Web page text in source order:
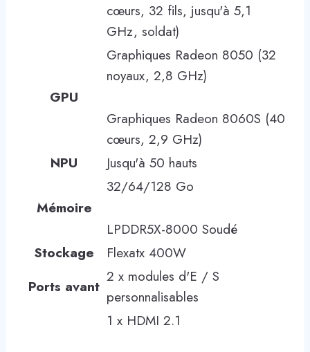
cœurs, 32 fils, jusqu'à 5,1
GHz, soldat)
GPU
Graphiques Radeon 8050 (32
noyaux, 2,8 GHz)
Graphiques Radeon 8060S (40
cœurs, 2,9 GHz)
NPU
Jusqu'à 50 hauts
Mémoire
32/64/128 Go
LPDDR5X-8000 Soudé
Stockage
Flexatx 400W
Ports avant
2 x modules d'E / S
personnalisables
1 x HDMI 2.1